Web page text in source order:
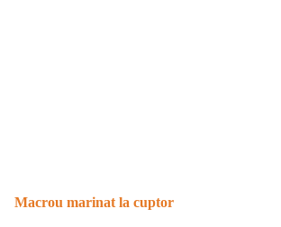
Macrou marinat la cuptor